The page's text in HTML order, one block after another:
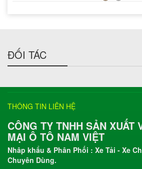
ĐỐI TÁC
THÔNG TIN LIÊN HỆ
CÔNG TY TNHH SẢN XUẤT
MẠI Ô TÔ NAM VIỆT
Nhâp khẩu & Phân Phối : Xe Tải - Xe
Chuyên Dùng.